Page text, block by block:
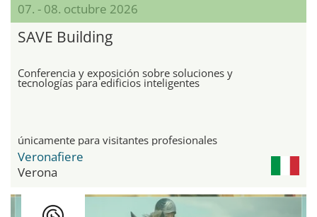
07. - 08. octubre 2026
SAVE Building
Conferencia y exposición sobre soluciones y
tecnologías para edificios inteligentes
únicamente para visitantes profesionales
Veronafiere
Verona